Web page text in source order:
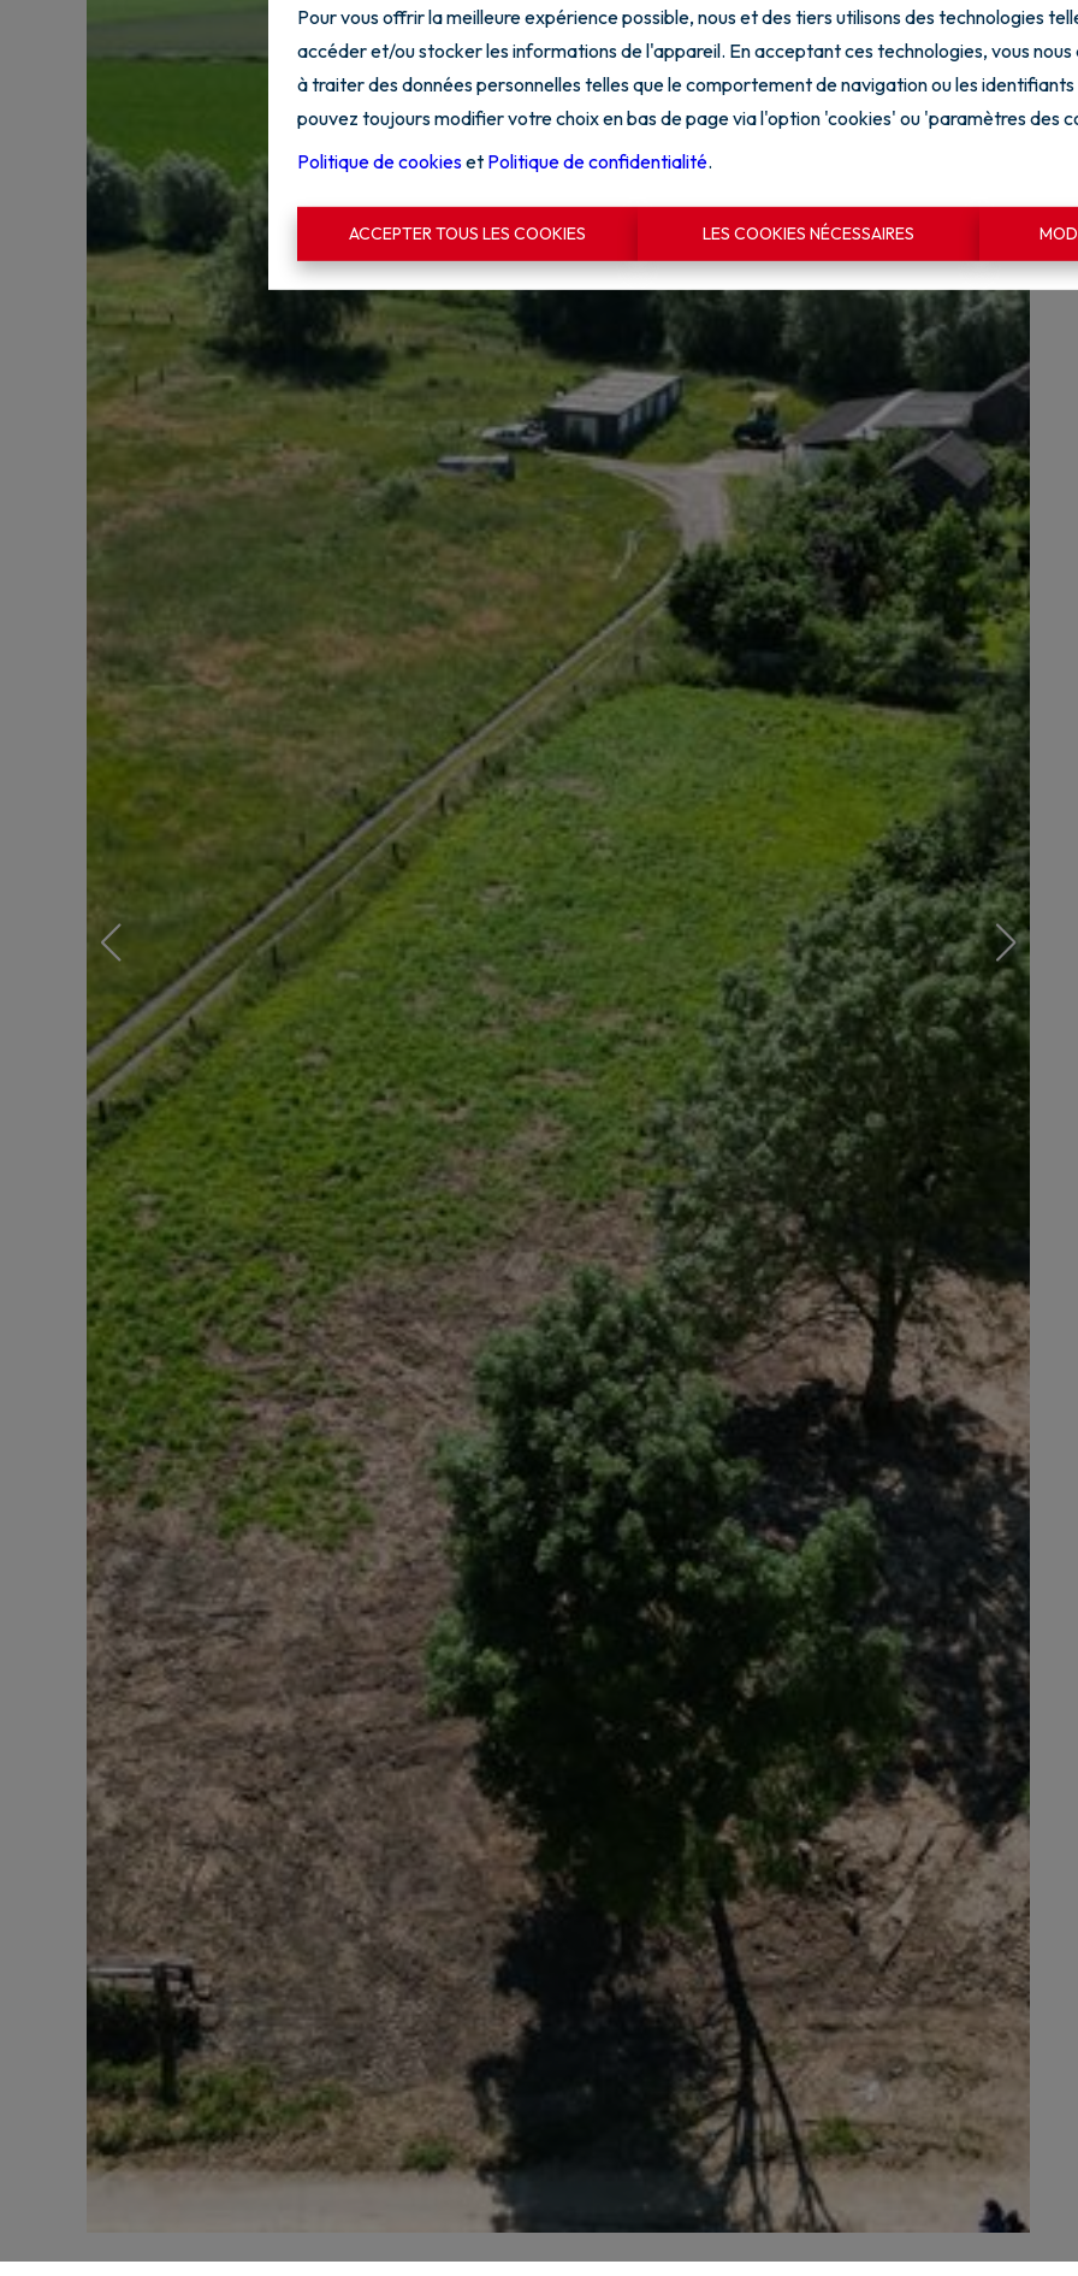
Pour vous offrir la meilleure expérience possible, nous et des tiers utilisons des technologies
accéder et/ou stocker les informations de l'appareil. En acceptant ces technologies, vous nous
à traiter des données personnelles telles que le comportement de navigation ou les identifiants
pouvez toujours modifier votre choix en bas de page via l'option 'cookies' ou 'paramètres des
Politique de cookieset Politique de confidentialité.
ACCEPTER TOUS LES COOKIES LES COOKIES NÉCESSAIRES